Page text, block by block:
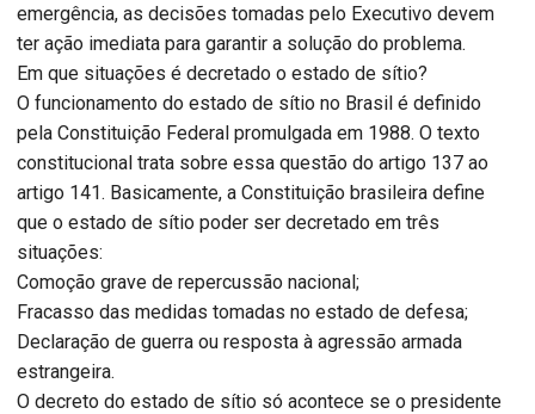
emergência, as decisões tomadas pelo Executivo devem
ter ação imediata para garantir a solução do problema.
Em que situações é decretado o estado de sítio?
O funcionamento do estado de sítio no Brasil é definido
pela Constituição Federal promulgada em 1988. O texto
constitucional trata sobre essa questão do artigo 137 ao
artigo 141. Basicamente, a Constituição brasileira define
que o estado de sítio poder ser decretado em três
situações:
Comoção grave de repercussão nacional;
Fracasso das medidas tomadas no estado de defesa;
Declaração de guerra ou resposta à agressão armada
estrangeira.
O decreto do estado de sítio só acontece se o presidente